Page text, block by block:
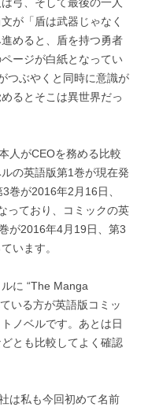
弓、そして最後の一人
が「盾は武器じゃなく
めると、盾を持つ勇者
ージが白紙となってい
つぶやくと同時に意識が
るとそこは異世界だっ
人がCEOを務める比較
の英語版第1巻が現在発
巻が2016年2月16日、
っており、コミックの英
が2016年4月19日、第3
います。
に “The Manga
いる方が英語版コミッ
ノベルです。あとは日
とも比較してよく確認
は私も今回初めて名前